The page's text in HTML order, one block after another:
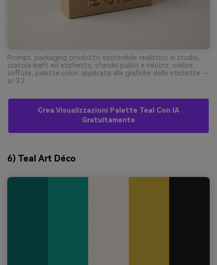
Prompt: packaging prodotto sostenibile realistico in studio,
scatola kraft ed etichetta, sfondo pulito e neutro, ombre
soffuse, palette colori applicata alle grafiche delle etichette --
ar 3:2
Crea Visualizzazioni Palette Teal Con IA
Gratuitamente
6) Teal Art Déco